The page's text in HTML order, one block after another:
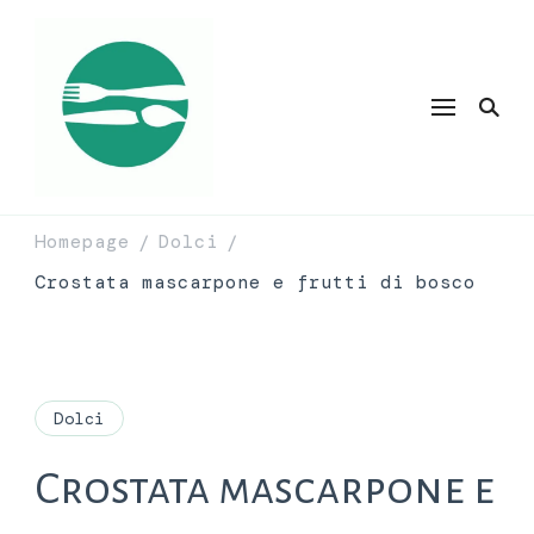
Homepage / Dolci /
Crostata mascarpone e frutti di bosco
Dolci
Crostata mascarpone e